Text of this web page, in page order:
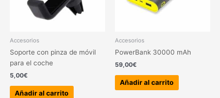
Accesorios
Soporte con pinza de móvil
para el coche
5,00€
Añadir al carrito
Accesorios
PowerBank 30000 mAh
59,00€
Añadir al carrito